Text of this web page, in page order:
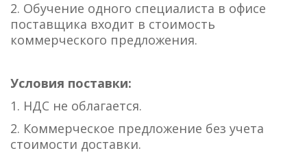
2. Обучение одного специалиста в офисе
поставщика входит в стоимость
коммерческого предложения.
Условия поставки:
1. НДС не облагается.
2. Коммерческое предложение без учета
стоимости доставки.